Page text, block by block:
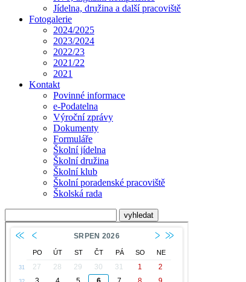
Jídelna, družina a další pracoviště
Fotogalerie
2024/2025
2023/2024
2022/23
2021/22
2021
Kontakt
Povinné informace
e-Podatelna
Výroční zprávy
Dokumenty
Formuláře
Školní jídelna
Školní družina
Školní klub
Školní poradenské pracoviště
Školská rada